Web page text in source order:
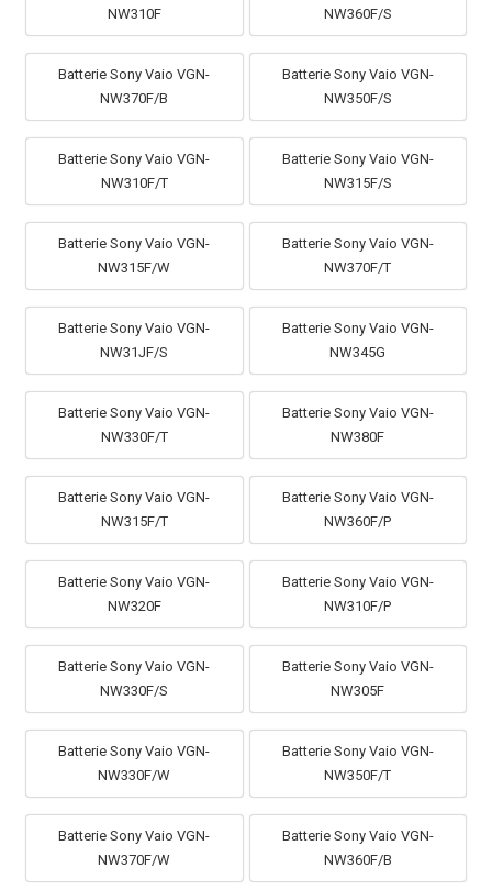
NW310F
NW360F/S
Batterie Sony Vaio VGN-
NW370F/B
Batterie Sony Vaio VGN-
NW350F/S
Batterie Sony Vaio VGN-
NW310F/T
Batterie Sony Vaio VGN-
NW315F/S
Batterie Sony Vaio VGN-
NW315F/W
Batterie Sony Vaio VGN-
NW370F/T
Batterie Sony Vaio VGN-
NW31JF/S
Batterie Sony Vaio VGN-
NW345G
Batterie Sony Vaio VGN-
NW330F/T
Batterie Sony Vaio VGN-
NW380F
Batterie Sony Vaio VGN-
NW315F/T
Batterie Sony Vaio VGN-
NW360F/P
Batterie Sony Vaio VGN-
NW320F
Batterie Sony Vaio VGN-
NW310F/P
Batterie Sony Vaio VGN-
NW330F/S
Batterie Sony Vaio VGN-
NW305F
Batterie Sony Vaio VGN-
NW330F/W
Batterie Sony Vaio VGN-
NW350F/T
Batterie Sony Vaio VGN-
NW370F/W
Batterie Sony Vaio VGN-
NW360F/B